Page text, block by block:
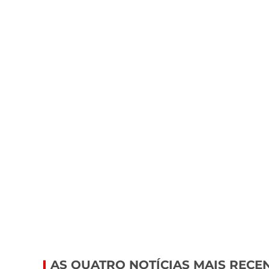
AS QUATRO NOTÍCIAS MAIS